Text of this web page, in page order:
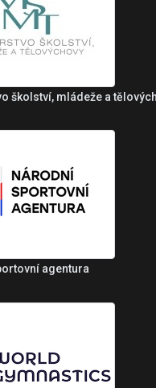
školství, mládeže a
agentura